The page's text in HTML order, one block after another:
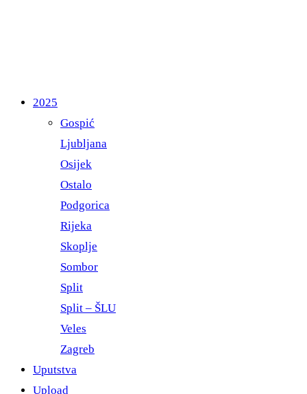
2025
Gospić
Ljubljana
Osijek
Ostalo
Podgorica
Rijeka
Skoplje
Sombor
Split
Split – ŠLU
Veles
Zagreb
Uputstva
Upload